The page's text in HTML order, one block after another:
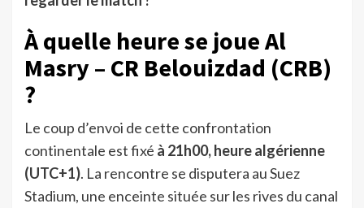
À quelle heure se joue Al
Masry – CR Belouizdad (CRB)
?
Le coup d’envoi de cette confrontation
continentale est fixé à 21h00, heure algérienne
(UTC+1). La rencontre se disputera au Suez
Stadium, une enceinte située sur les rives du canal